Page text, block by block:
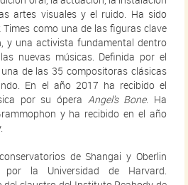
artes visuales y el ruido. Ha sido
como una de las figuras clave
y una activista fundamental dentro
nuevas músicas. Definida por el
de las 35 compositoras clásicas
En el año 2017 ha recibido el
por su ópera Angel's Bone. Ha
y ha recibido en el año
de Shangai y Oberlin
la Universidad de Harvard.